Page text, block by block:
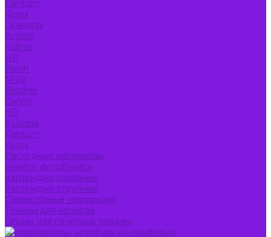
Pantum
Xerox
Сканеры
Avision
Fujitsu
HP
Ricoh
МФУ
Brother
Canon
HP
Kyocera
Pantum
Xerox
Расходные материалы
Бумага, фотобумага
Картриджи лазерные
Картриджи струйные
Совместимые картриджи
Тонеры для копиров
Опции для печатной техники